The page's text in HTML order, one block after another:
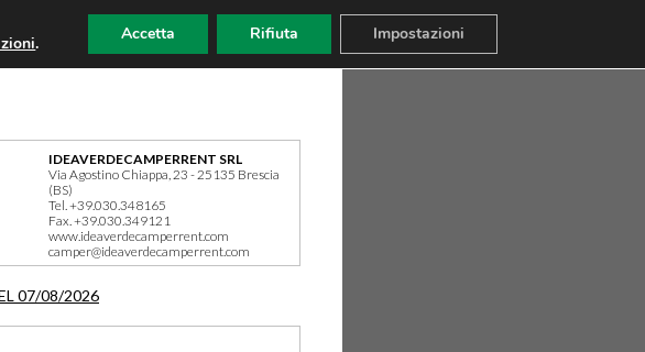
IDEAVERDECAMPERRENT SRL
Via Agostino Chiappa, 23 - 25135 Brescia
(BS)
Tel. +39.030.348165
Fax. +39.030.349121
www.ideaverdecamperrent.com
camper@ideaverdecamperrent.com
07/08/2026
. Accetta Rifiuta Impostazioni